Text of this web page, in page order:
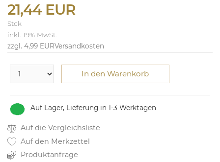
21,44 EUR
Stck
inkl. 19% MwSt.
zzgl. 4,99 EURVersandkosten
Auf Lager, Lieferung in 1-3 Werktagen
In den Warenkorb
Auf die Vergleichsliste
Auf den Merkzettel
Produktanfrage